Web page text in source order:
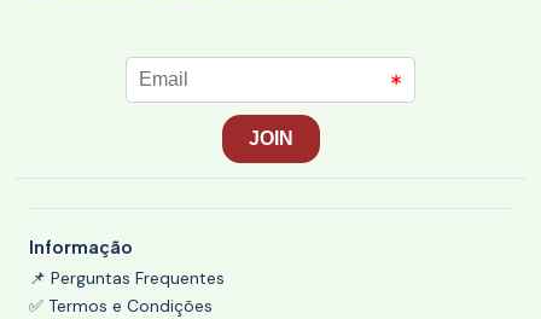
Informação
📌 Perguntas Frequentes
✅ Termos e Condições